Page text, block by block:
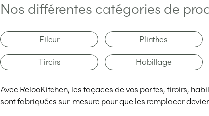
Nos différentes catégories de
Fileur Plinthes
Tiroirs Habillage
Avec RelooKitchen, les façades de vos portes, tiroirs,
sont fabriquées sur-mesure pour que les remplacer